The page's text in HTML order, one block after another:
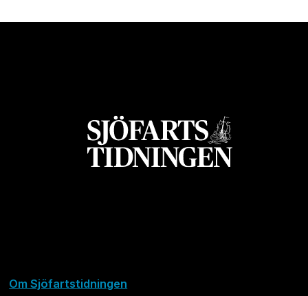
Om Sjöfartstidningen